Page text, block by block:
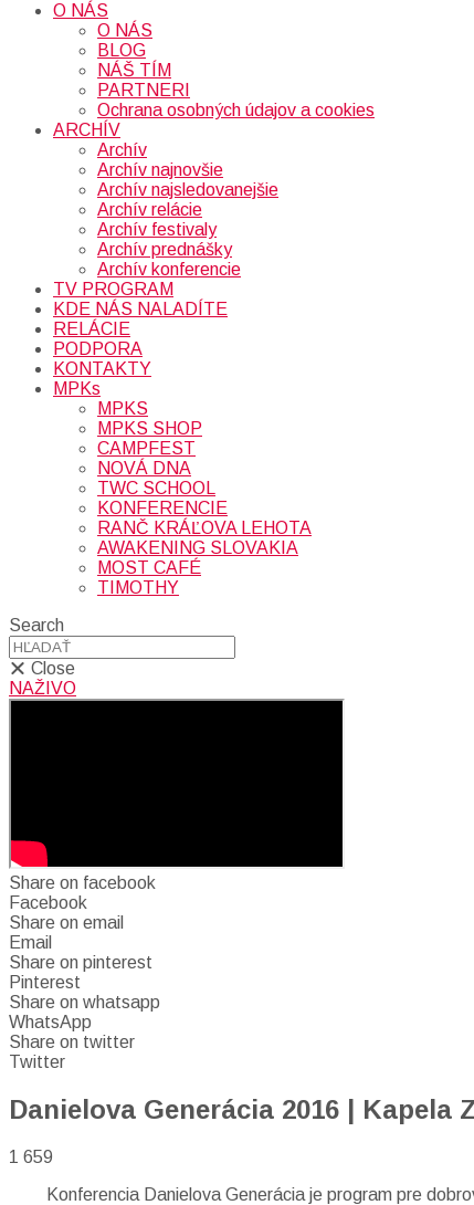
O NÁS
O NÁS
BLOG
NÁŠ TÍM
PARTNERI
Ochrana osobných údajov a cookies
ARCHÍV
Archív
Archív najnovšie
Archív najsledovanejšie
Archív relácie
Archív festivaly
Archív prednášky
Archív konferencie
TV PROGRAM
KDE NÁS NALADÍTE
RELÁCIE
PODPORA
KONTAKTY
MPKs
MPKS
MPKS SHOP
CAMPFEST
NOVÁ DNA
TWC SCHOOL
KONFERENCIE
RANČ KRÁĽOVA LEHOTA
AWAKENING SLOVAKIA
MOST CAFÉ
TIMOTHY
Search
Close
NAŽIVO
Share on facebook
Facebook
Share on email
Email
Share on pinterest
Pinterest
Share on whatsapp
WhatsApp
Share on twitter
Twitter
Danielova Generácia 2016 | Kapela
1 659
Konferencia Danielova Generácia je program pre